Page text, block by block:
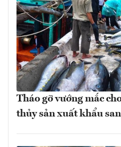
Tháo gỡ vướng mắc
thủy sản xuất khẩu